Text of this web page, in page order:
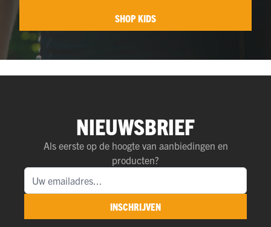
SHOP KIDS
NIEUWSBRIEF
Als eerste op de hoogte van aanbiedingen en
producten?
INSCHRIJVEN